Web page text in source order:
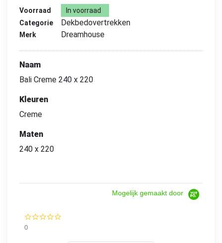
Voorraad
In voorraad
Categorie
Dekbedovertrekken
Merk Dreamhouse
Naam
Bali Creme 240 x 220
Kleuren
Creme
Maten
240 x 220
Mogelijk gemaakt door
0